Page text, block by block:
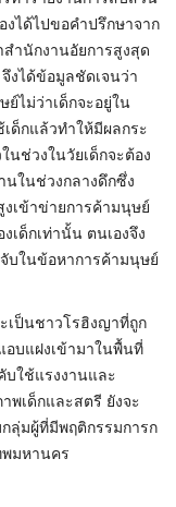
งได้ไปขอคำปรึกษาจาก
สำนักงานอัยการสูงสุด
งได้ข้อมูลชัดเจนว่า
ย์ไม่ว่าเด็กจะอยู่ใน
ด็กแล้วทำให้มีผลกระ
นช่วงในวัยเด็กจะต้อง
นในช่วงกลางดึกซึ่ง
งเข้าข่ายการค้ามนุษย์
เด็กเท่านั้น ตนเองจึง
บในข้อหาการค้ามนุษย์
เป็นชาวโรฮิงญาที่ถูก
อบแฝงเข้ามาในพื้นที่
บใช้แรงงานและ
พเด็กและสตรี ยังจะ
ลุ่มผู้ที่มีพฤติกรรมการก
มหานคร